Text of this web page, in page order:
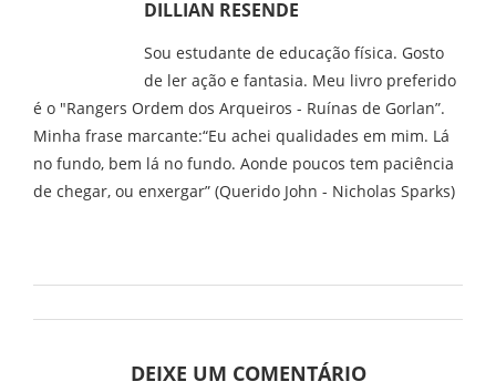
DILLIAN RESENDE
Sou estudante de educação física. Gosto
de ler ação e fantasia. Meu livro preferido
é o "Rangers Ordem dos Arqueiros - Ruínas de Gorlan”.
Minha frase marcante:“Eu achei qualidades em mim. Lá
no fundo, bem lá no fundo. Aonde poucos tem paciência
de chegar, ou enxergar” (Querido John - Nicholas Sparks)
DEIXE UM COMENTÁRIO